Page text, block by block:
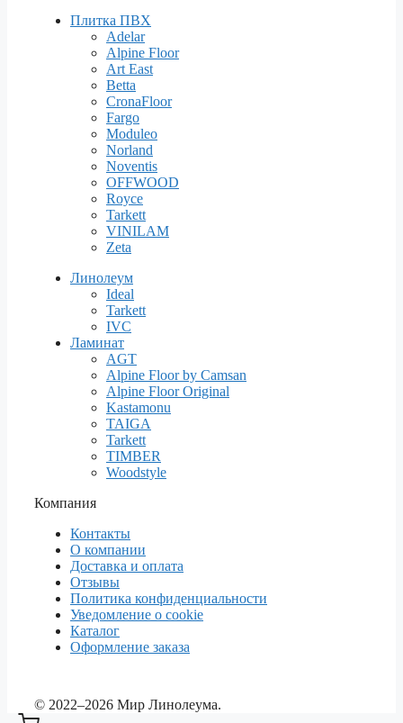
Плитка ПВХ
Adelar
Alpine Floor
Art East
Betta
CronaFloor
Fargo
Moduleo
Norland
Noventis
OFFWOOD
Royce
Tarkett
VINILAM
Zeta
Линолеум
Ideal
Tarkett
IVC
Ламинат
AGT
Alpine Floor by Camsan
Alpine Floor Original
Kastamonu
TAIGA
Tarkett
TIMBER
Woodstyle
Компания
Контакты
О компании
Доставка и оплата
Отзывы
Политика конфиденциальности
Уведомление о cookie
Каталог
Оформление заказа
© 2022–2026 Мир Линолеума.